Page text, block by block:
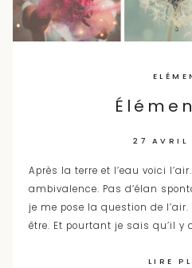
27 AVRIL
Après la terre et l’eau voici
ambivalence. Pas d’élan
je me pose la question de
être. Et pourtant je sais qu’il y
LIRE